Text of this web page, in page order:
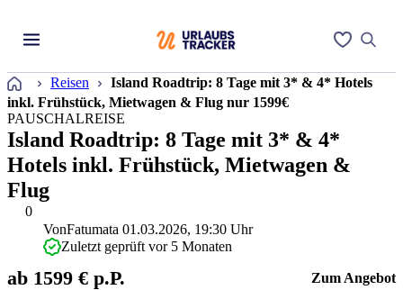
Startseite
Reisen
Island Roadtrip: 8 Tage mit 3* & 4* Hotels
inkl. Frühstück, Mietwagen & Flug nur 1599€
0
PAUSCHALREISE
Island Roadtrip: 8 Tage mit 3* & 4*
Hotels inkl. Frühstück, Mietwagen &
Flug
VonFatumata 01.03.2026, 19:30 Uhr
Zuletzt geprüft vor 5 Monaten
ab 1599 € p.P. Zum Angebot